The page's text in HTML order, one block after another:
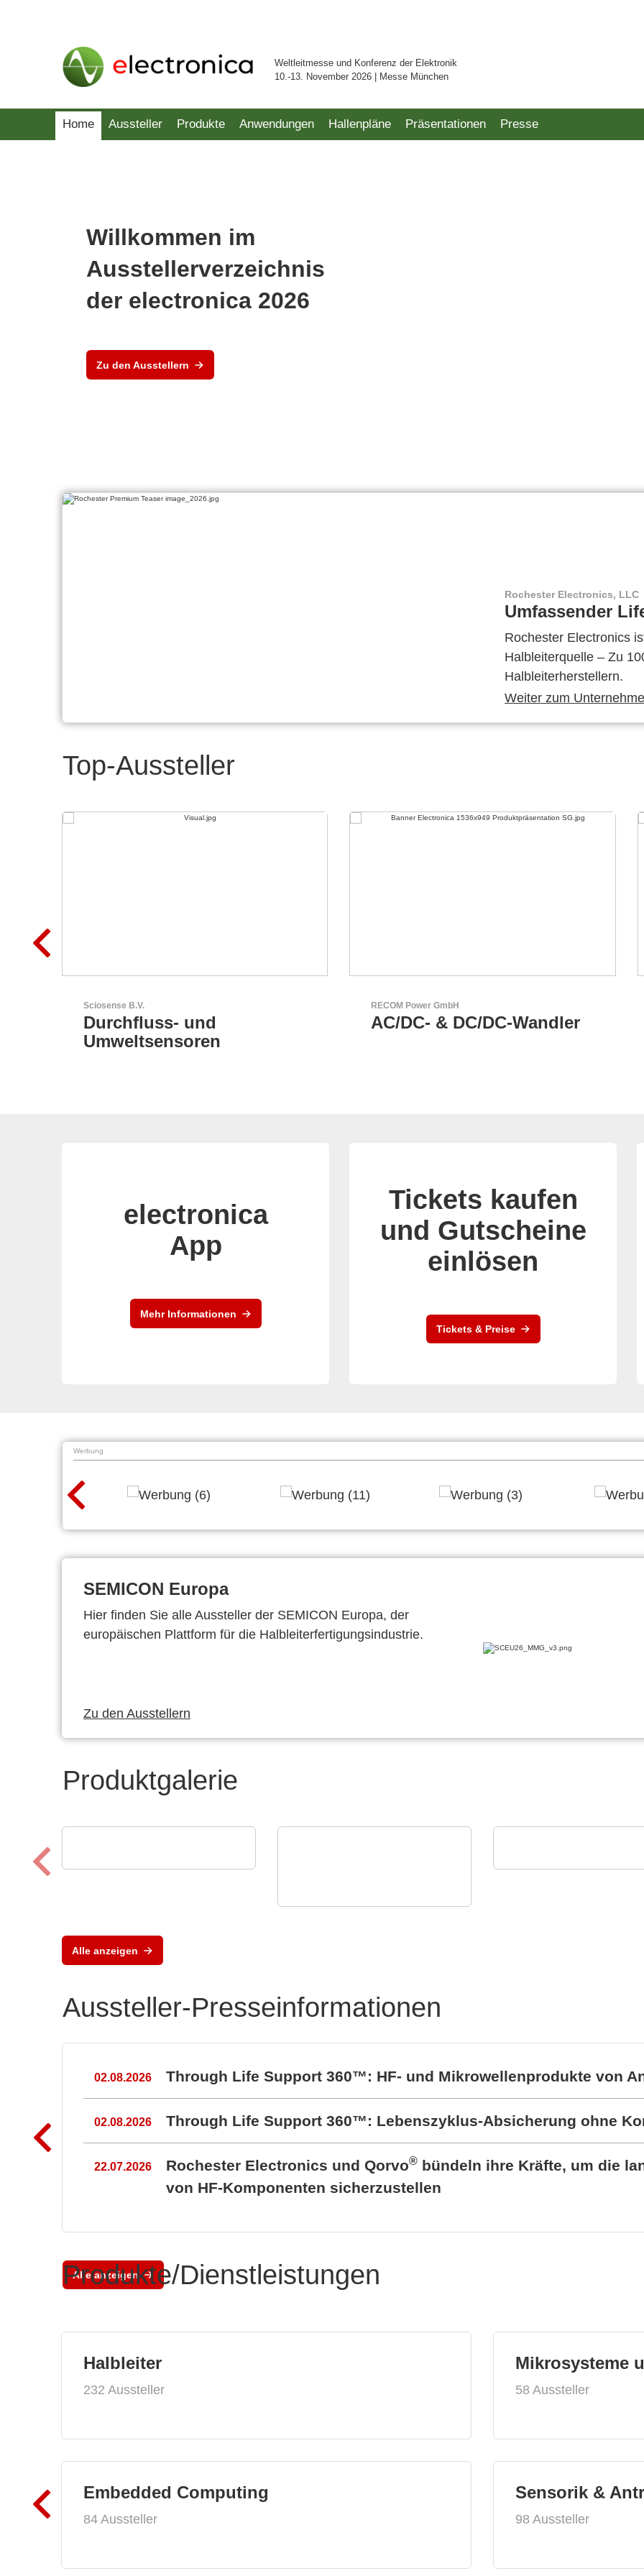
Weltleitmesse und Konferenz der Elektronik
10.-13. November 2026 | Messe München
Home Aussteller Produkte Anwendungen Hallenpläne Präsentationen Presse
Willkommen im
Ausstellerverzeichnis
der electronica 2026
Zu den Ausstellern
Rochester Electronics, LLC
Umfassender
Rochester Electronics
Halbleiterquelle – Zu
Halbleiterherstellern.
Weiter zum
Top-Aussteller
RECOM Power GmbH
AC/DC- & DC/DC-Wandler
Özdisan Elektronik A.S.
Partner für Lösungen mit
electronica
App
Mehr Informationen
Tickets kaufen
und Gutscheine
einlösen
Tickets & Preise
Werbung
SEMICON Europa
Hier finden Sie alle Aussteller der SEMICON Europa, der
europäischen Plattform für die Halbleiterfertigungsindustrie.
Zu den Ausstellern
Produktgalerie
Alle anzeigen
Aussteller-Presseinformationen
02.08.2026 Through Life Support 360™: HF- und Mikrowellenprodukte von
02.08.2026 Through Life Support 360™: Lebenszyklus-Absicherung ohne
22.07.2026 Rochester Electronics und Qorvo® bündeln ihre Kräfte, um die
von HF-Komponenten sicherzustellen
Alle anzeigen
Produkte/Dienstleistungen
Halbleiter
232 Aussteller
Embedded Computing
84 Aussteller
Mikrosysteme
58 Aussteller
Sensorik &
98 Aussteller